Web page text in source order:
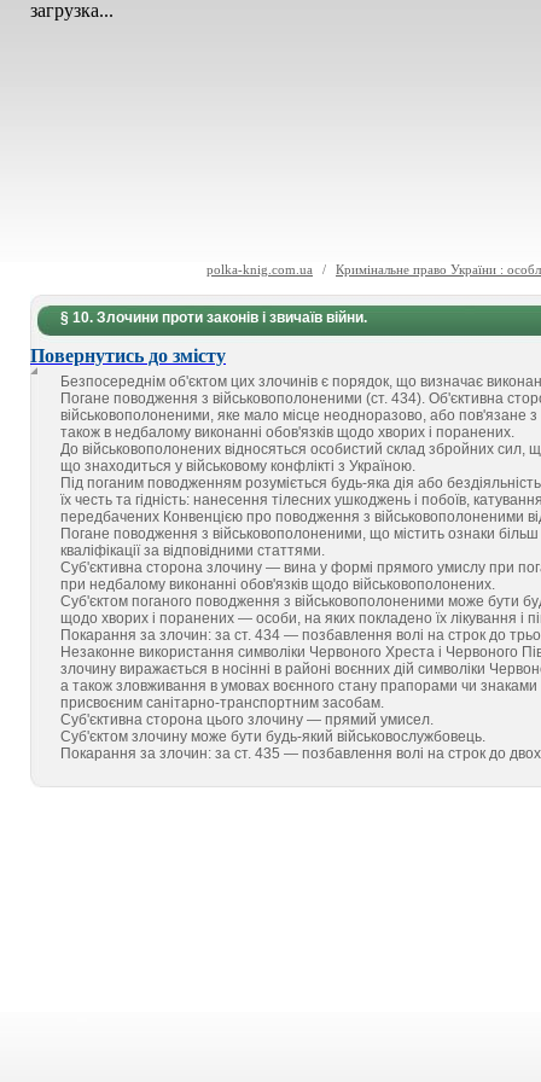
загрузка...
polka-knig.com.ua / Кримінальне право України :
§ 10. Злочини проти законів і звичаїв війни.
Повернутись до змісту
Безпосереднім об'єктом цих злочинів є порядок, що визначає
Погане поводження з військовополоненими (ст. 434). Об'єктивна
військовополоненими, яке мало місце неодноразово, або пов'язане
також в недбалому виконанні обов'язків щодо хворих і поранених.
До військовополонених відносяться особистий склад збройних сил,
що знаходиться у військовому конфлікті з Україною.
Під поганим поводженням розуміється будь-яка дія або
їх честь та гідність: нанесення тілесних ушкоджень і побоїв,
передбачених Конвенцією про поводження з військовополоненими
Погане поводження з військовополоненими, що містить ознаки
кваліфікації за відповідними статтями.
Суб'єктивна сторона злочину — вина у формі прямого умислу при
при недбалому виконанні обов'язків щодо військовополонених.
Суб'єктом поганого поводження з військовополоненими може бути
щодо хворих і поранених — особи, на яких покладено їх лікування і
Покарання за злочин: за ст. 434 — позбавлення волі на строк до
Незаконне використання символіки Червоного Хреста і Червоного
злочину виражається в носінні в районі воєнних дій символіки
а також зловживання в умовах воєнного стану прапорами чи
присвоєним санітарно-транспортним засобам.
Суб'єктивна сторона цього злочину — прямий умисел.
Суб'єктом злочину може бути будь-який військовослужбовець.
Покарання за злочин: за ст. 435 — позбавлення волі на строк до двох